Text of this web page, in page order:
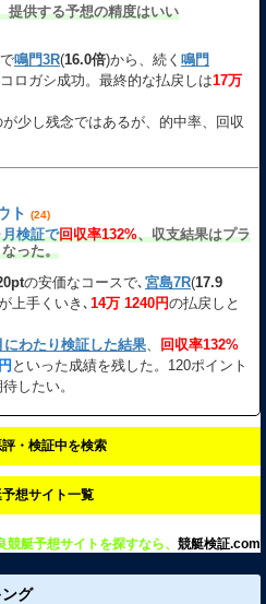
提供する予想の精度はいい
鳴門3R(16.0倍)から、続く 鳴門
ロガシ成功。最終的な払戻しは17万
少し残念ではあるが、的中率、回収
ト (24)
検証で回収率132%、収支結果はプラ
った。
の安価なコースで､ 宮島7R(17.9
上手くいき､ 14万 1240円の払戻しと
にわたり検証した結果、
回収率132%
といった成績を残した。120ポイント
したい。
・検証中を検索
想サイト一覧
競艇予想サイトを探すなら、 競艇検証.com
グ